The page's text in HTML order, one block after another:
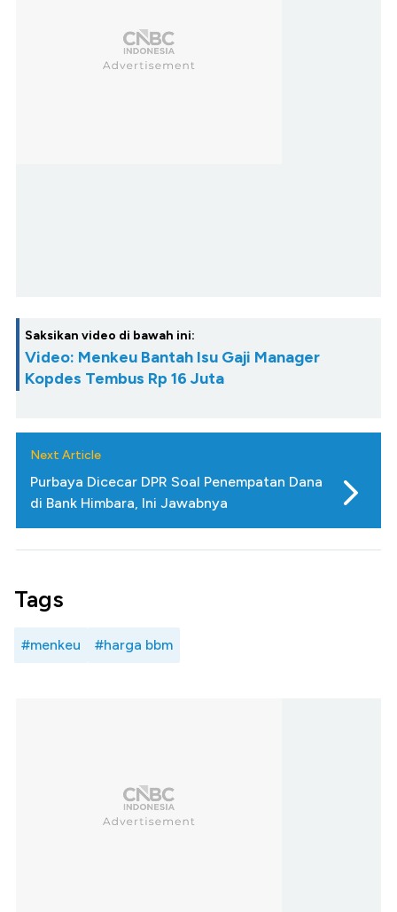
Saksikan video di bawah ini:
Video: Menkeu Bantah Isu Gaji Manager
Kopdes Tembus Rp 16 Juta
Next Article
Purbaya Dicecar DPR Soal Penempatan Dana
di Bank Himbara, Ini Jawabnya
Tags
#menkeu #harga bbm